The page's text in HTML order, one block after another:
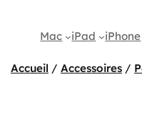
Mac iPad iPhone
Accueil / Accessoires /